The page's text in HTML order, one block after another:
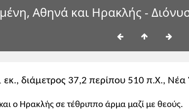
Αθηνά και Ηρακλής -
διάμετρος 37,2 περίπου 510 π.Χ.,
ο Ηρακλής σε τέθριππο άρμα μαζί με θεούς.